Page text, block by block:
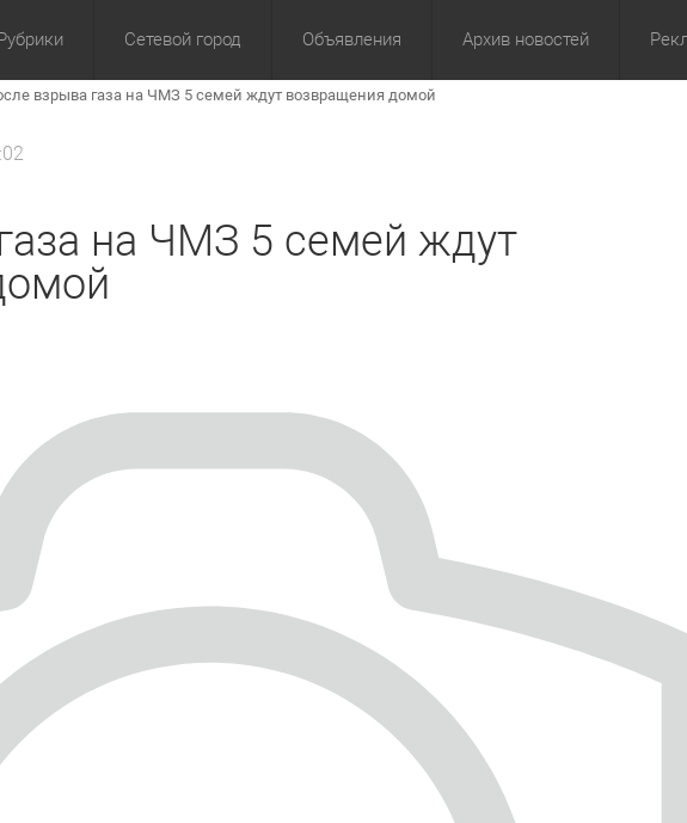
Экономика Культура Политика
Сетевой город Объявления Архив новостей
взрыва газа на ЧМЗ 5 семей ждут возвращения домой
на ЧМЗ 5 семей ждут